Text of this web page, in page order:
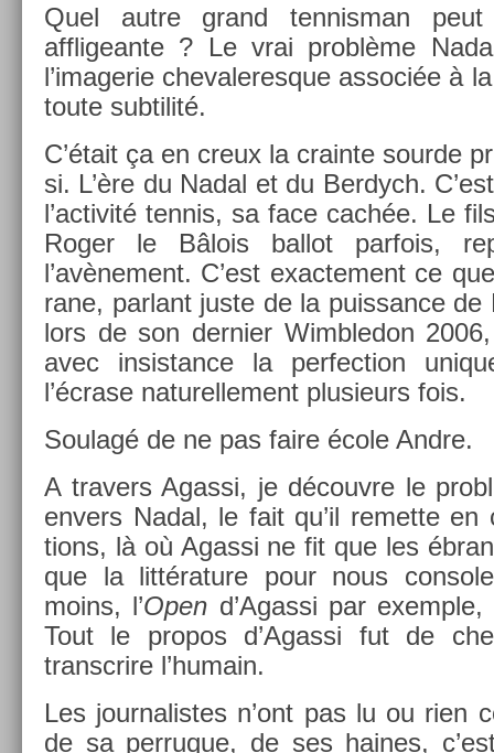
Quel autre grand ten­nisman
affligean­te ? Le vrai problème
l’imagerie chevaleres­que as­sociée à
toute sub­tilité.
C’était ça en creux la crain­te sour­de
si. L’ère du Nadal et du Be­rdych.
l’ac­tivité ten­nis, sa face cachée. Le
Roger le Bâlois bal­lot par­fois,
l’avène­ment. C’est ex­ac­te­ment ce
rane, par­lant juste de la puis­sance de
lors de son de­rni­er Wimbledon
avec in­sis­tance la per­fec­tion
l’écrase naturel­le­ment plusieurs fois.
Soulagé de ne pas faire école Andre.
A trav­ers Agas­si, je découv­re le
en­v­ers Nadal, le fait qu’il re­met­te
tions, là où Agas­si ne fit que les
que la lit­téra­ture pour nous
moins, l’Open d’Agas­si par
Tout le pro­pos d’Agas­si fut de
transcrire l’humain.
Les jour­nalis­tes n’ont pas lu ou rien
de sa per­ruque, de ses haines,